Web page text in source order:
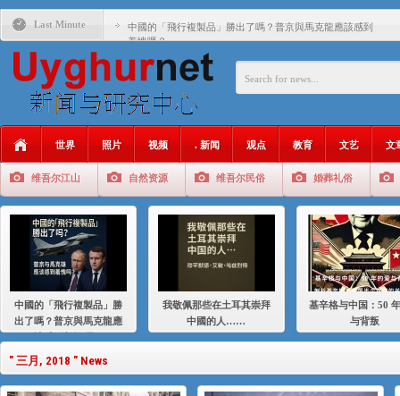
Last Minute 中國的「飛行複製品」勝出了嗎？普京與馬克龍應該感到
羞愧嗎？
我敬佩那些在土耳其崇拜中國的人……
聚焦维吾尔 | 伊利夏提：我为什么要学汉语
大一统情结使魏京生失去理智 / 伊利夏提
伊利夏提：在自责与内疚中的挣扎
伊利夏提：消失在集中营的红衣女孩
伊利夏提：满目苍夷2020，难见彼岸2021
世界 照片 视频 . 新闻 观点 教育 文艺 文
维吾尔江山 自然资源 维吾尔民俗 婚葬礼俗
中國的「飛行複製品」勝
出了嗎？普京與馬克龍應
我敬佩那些在土耳其崇拜
中國的人……
基辛格与中国：50
与背叛
" 三月, 2018 " News